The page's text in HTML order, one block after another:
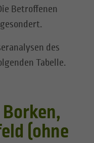
Betroffenen
des
Tabelle.
(ohne